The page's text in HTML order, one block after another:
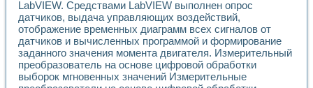
Партнеры
Академические и отраслевые институты
Учебные заведения
Бизнес
Контакты
LabVIEW. Средствами LabVIEW выполнен опрос
датчиков, выдача управляющих воздействий,
отображение временных диаграмм всех сигналов от
датчиков и вычисленных программой и формирование
заданного значения момента двигателя. Измерительный
преобразователь на основе цифровой обработки
выборок мгновенных значений Измерительные